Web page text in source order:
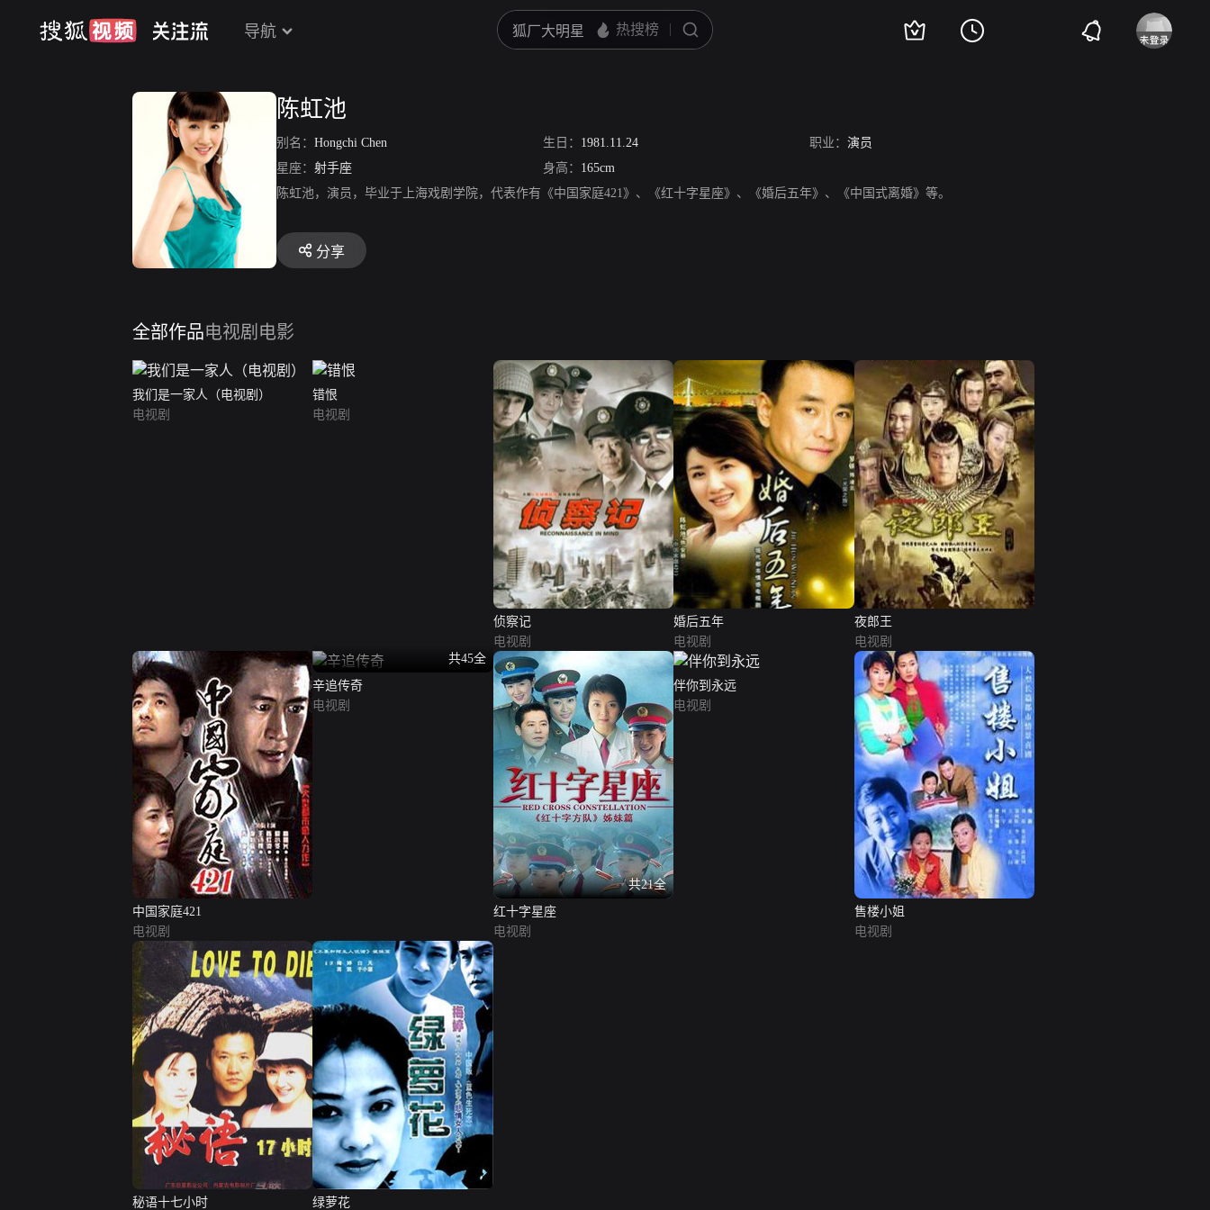
导航
陈虹池
别名： Hongchi Chen 生日： 1981.11.24 职业： 演员
星座： 射手座 身高： 165cm
陈虹池，演员，毕业于上海戏剧学院，代表作有《中国家庭421》、《红十字星座》、《婚后五年》、《中国式离婚》等。
分享
全部作品电视剧 电影
我们是一家人（电视剧）
电视剧
错恨
电视剧
侦察记
电视剧
婚后五年
电视剧
夜郎王
电视剧
中国家庭421
电视剧
共45全
辛追传奇
电视剧
共21全
红十字星座
电视剧
伴你到永远
电视剧
售楼小姐
电视剧
秘语十七小时 绿萝花